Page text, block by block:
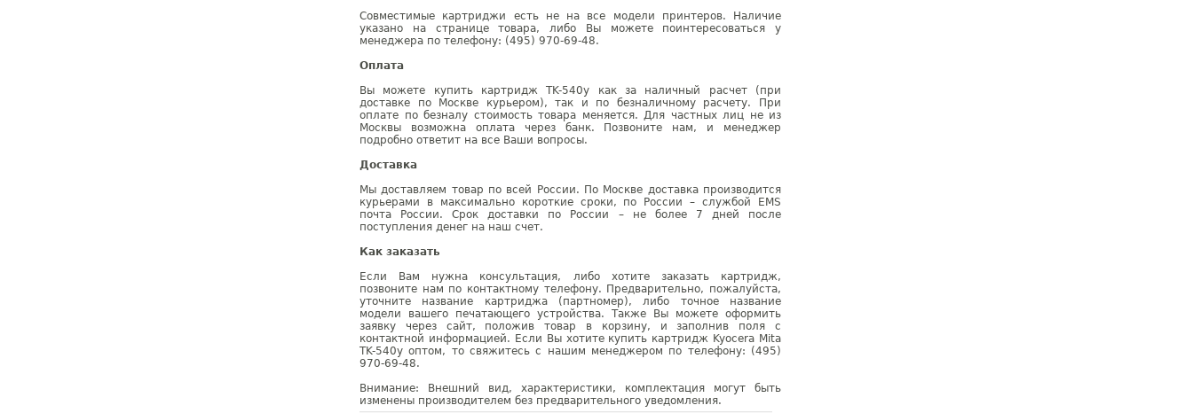
Совместимые картриджи есть не на все модели принтеров. Наличие
указано на странице товара, либо Вы можете поинтересоваться у
менеджера по телефону: (495) 970-69-48.
Оплата
Вы можете купить картридж TK-540y как за наличный расчет (при
доставке по Москве курьером), так и по безналичному расчету. При
оплате по безналу стоимость товара меняется. Для частных лиц не из
Москвы возможна оплата через банк. Позвоните нам, и менеджер
подробно ответит на все Ваши вопросы.
Доставка
Мы доставляем товар по всей России. По Москве доставка производится
курьерами в максимально короткие сроки, по России – службой EMS
почта России. Срок доставки по России – не более 7 дней после
поступления денег на наш счет.
Как заказать
Если Вам нужна консультация, либо хотите заказать картридж,
позвоните нам по контактному телефону. Предварительно, пожалуйста,
уточните название картриджа (партномер), либо точное название
модели вашего печатающего устройства. Также Вы можете оформить
заявку через сайт, положив товар в корзину, и заполнив поля с
контактной информацией. Если Вы хотите купить картридж Kyocera Mita
TK-540y оптом, то свяжитесь с нашим менеджером по телефону: (495)
970-69-48.
Внимание: Внешний вид, характеристики, комплектация могут быть
изменены производителем без предварительного уведомления.